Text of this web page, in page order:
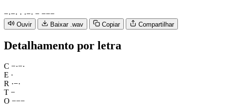
−·−· · ·−· − −−−
Ouvir Baixar .wav Copiar Compartilhar
Detalhamento por letra
C −·−·
E ·
R ·−·
T −
O −−−